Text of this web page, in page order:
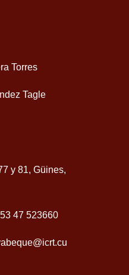
Torres
Tagle
y 81, Güines,
47 523660